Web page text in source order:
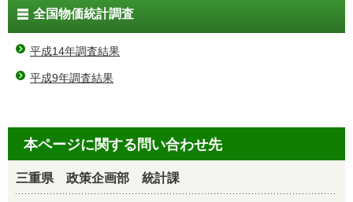
全国物価統計調査
平成14年調査結果
平成9年調査結果
本ページに関する問い合わせ先
三重県 政策企画部 統計課